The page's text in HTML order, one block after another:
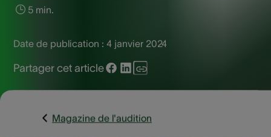
5 min.
Date de publication : 4 janvier 2024
Partager cet article
Magazine de l'audition